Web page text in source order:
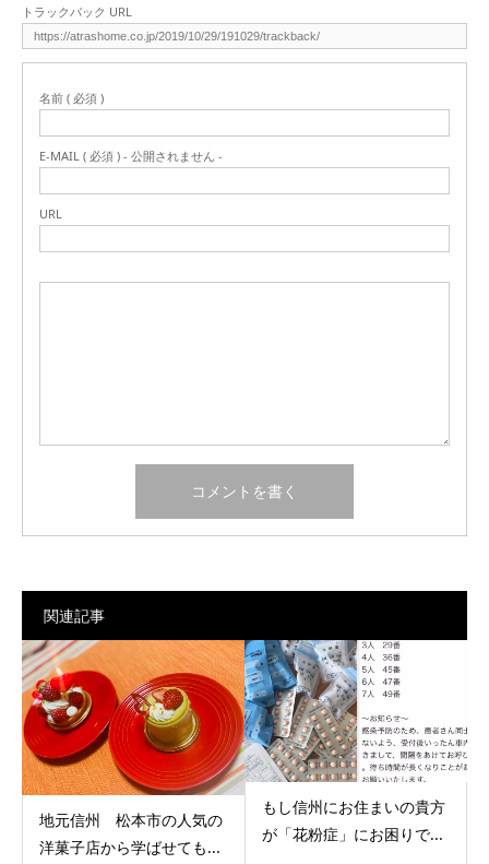
トラックバック URL
名前 ( 必須 )
E-MAIL ( 必須 ) - 公開されません -
URL
関連記事
地元信州 松本市の人気の
洋菓子店から学ばせても...
もし信州にお住まいの貴方
が「花粉症」にお困りで...